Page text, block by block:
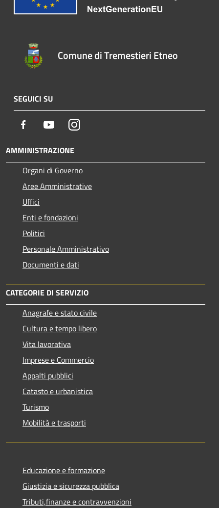
Comune di Tremestieri Etneo
SEGUICI SU
Facebook YoutubeInstagram
AMMINISTRAZIONE
Organi di Governo
Aree Amministrative
Uffici
Enti e fondazioni
Politici
Personale Amministrativo
Documenti e dati
CATEGORIE DI SERVIZIO
Anagrafe e stato civile
Cultura e tempo libero
Vita lavorativa
Imprese e Commercio
Appalti pubblici
Catasto e urbanistica
Turismo
Mobilità e trasporti
Educazione e formazione
Giustizia e sicurezza pubblica
Tributi,finanze e contravvenzioni